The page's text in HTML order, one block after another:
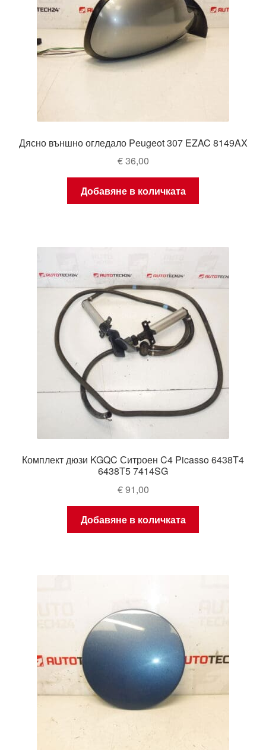
Дясно външно огледало Peugeot 307 EZAC 8149AX
€36,00
Добавяне в количката
Комплект дюзи KGQC Ситроен C4 Picasso 6438T4
6438T5 7414SG
€91,00
Добавяне в количката